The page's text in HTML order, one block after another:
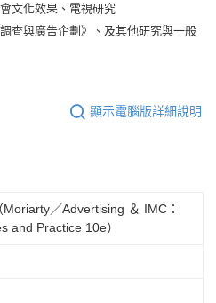
文化效果、電視研究
查與廣告企劃》、及其他研究與一般
顯示電腦版詳細說明
Moriarty／Advertising ＆ IMC：
and Practice 10e）